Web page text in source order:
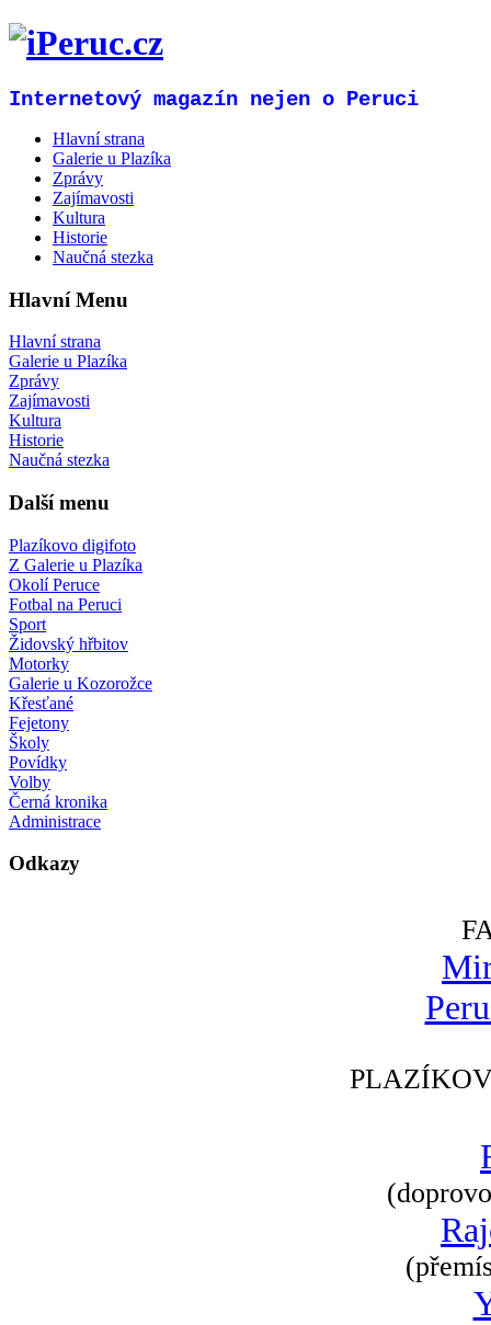
Internetový magazín nejen o Peruci
Hlavní strana
Galerie u Plazíka
Zprávy
Zajímavosti
Kultura
Historie
Naučná stezka
Hlavní Menu
Hlavní strana
Galerie u Plazíka
Zprávy
Zajímavosti
Kultura
Historie
Naučná stezka
Další menu
Plazíkovo digifoto
Z Galerie u Plazíka
Okolí Peruce
Fotbal na Peruci
Sport
Židovský hřbitov
Motorky
Galerie u Kozorožce
Křesťané
Fejetony
Školy
Povídky
Volby
Černá kronika
Administrace
Odkazy